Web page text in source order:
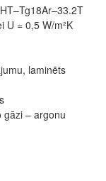
U = 0,5 W/m²K
laminēts
gāzi – argonu